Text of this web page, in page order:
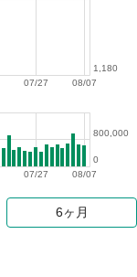
08/07
07/27
1,180
08/07
07/27
0
800,000
6ヶ月